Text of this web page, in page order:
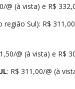
@ (à vista) e R$
região Sul): R$
@ (à vista) e R$
: R$ 311,00/@ (à